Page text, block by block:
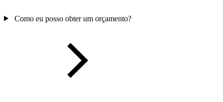
Como eu posso obter um orçamento?